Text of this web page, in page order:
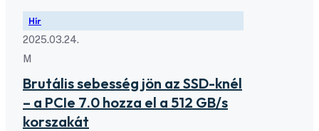
Hír
2025.03.24.
M
Brutális sebesség jön az SSD-knél
– a PCIe 7.0 hozza el a 512 GB/s
korszakát